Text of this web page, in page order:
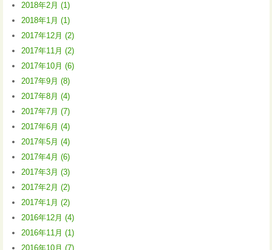
2018年2月 (1)
2018年1月 (1)
2017年12月 (2)
2017年11月 (2)
2017年10月 (6)
2017年9月 (8)
2017年8月 (4)
2017年7月 (7)
2017年6月 (4)
2017年5月 (4)
2017年4月 (6)
2017年3月 (3)
2017年2月 (2)
2017年1月 (2)
2016年12月 (4)
2016年11月 (1)
2016年10月 (7)